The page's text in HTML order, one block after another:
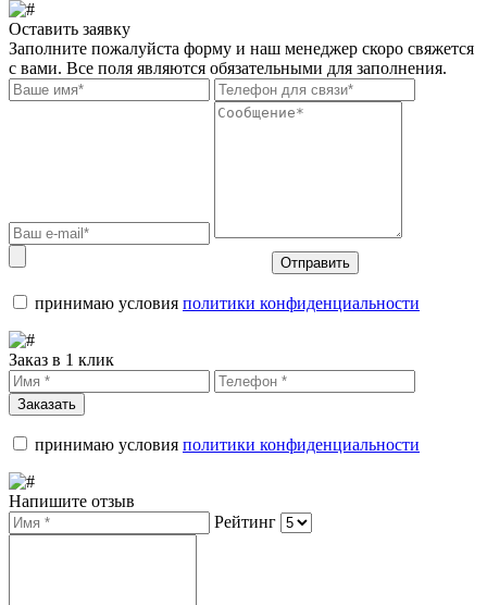
Оставить заявку
Заполните пожалуйста форму и наш менеджер скоро свяжется
с вами. Все поля являются обязательными для заполнения.
Отправить
принимаю условия политики конфиденциальности
Заказ в 1 клик
Заказать
принимаю условия политики конфиденциальности
Напишите отзыв
Рейтинг